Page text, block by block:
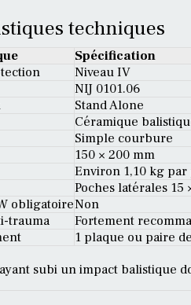
techniques
Spécification
Niveau IV
NIJ 0101.06
Stand Alone
Céramique
Simple courbure
150 × 200 mm
Environ 1,10 kg par
Poches latérales 15
obligatoireNon
trauma
Fortement
1 plaque ou paire
subi un impact balistique